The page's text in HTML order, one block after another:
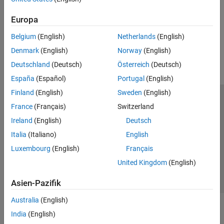
How useful was this information?
Europa
Belgium (English)
Denmark (English)
Deutschland (Deutsch)
España (Español)
Finland (English)
France (Français)
Ireland (English)
Italia (Italiano)
Luxembourg (English)
Netherlands(English)
Norway(English)
Österreich (Deutsch)
Portugal (English)
Sweden (English)
Switzerland
Deutsch
English
Français
United Kingdom(English)
Asien-Pazifik
Australia (English)
India (English)
Trust Center
Datenschutz-Richtlinien
Datendiebstahl verhindern
Status von Anwendungen
© 1994-2026 The MathWorks, Inc.
Website auswählen
Deutschland